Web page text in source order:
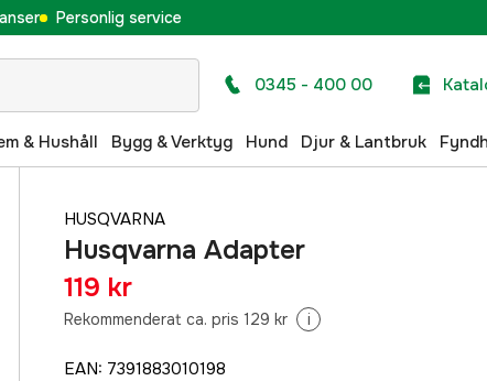
Personlig service
0345 - 400 00
& Hushåll Bygg & Verktyg Hund Djur & Lantbruk
HUSQVARNA
Husqvarna Adapter
119 kr
Rekommenderat ca. pris 129 kr i
EAN: 7391883010198